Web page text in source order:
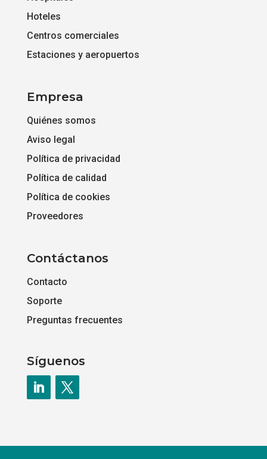
Hoteles
Centros comerciales
Estaciones y aeropuertos
Empresa
Quiénes somos
Aviso legal
Política de privacidad
Política de calidad
Política de cookies
Proveedores
Contáctanos
Contacto
Soporte
Preguntas frecuentes
Síguenos